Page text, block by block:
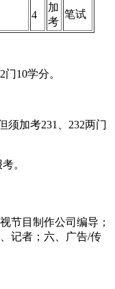
4
加
考
笔试
10学分。
须加考231、232两门
。
节目制作公司编导；
记者；六、广告/传